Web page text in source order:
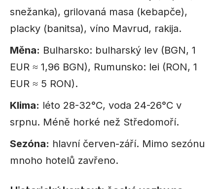
snežanka), grilovaná masa (kebapče),
placky (banitsa), víno Mavrud, rakija.
Měna: Bulharsko: bulharský lev (BGN, 1
EUR ≈ 1,96 BGN), Rumunsko: lei (RON, 1
EUR ≈ 5 RON).
Klima: léto 28-32°C, voda 24-26°C v
srpnu. Méně horké než Středomoří.
Sezóna: hlavní červen-září. Mimo sezónu
mnoho hotelů zavřeno.